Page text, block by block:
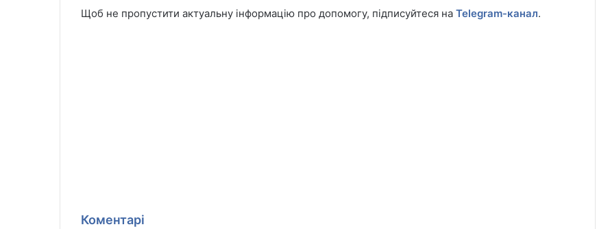
Щоб не пропустити актуальну інформацію про допомогу, підписуйтеся на Telegram-канал.
Коментарі